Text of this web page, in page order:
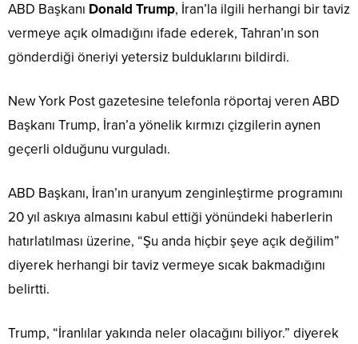
ABD Başkanı Donald Trump, İran’la ilgili herhangi bir taviz
vermeye açık olmadığını ifade ederek, Tahran’ın son
gönderdiği öneriyi yetersiz bulduklarını bildirdi.
New York Post gazetesine telefonla röportaj veren ABD
Başkanı Trump, İran’a yönelik kırmızı çizgilerin aynen
geçerli olduğunu vurguladı.
ABD Başkanı, İran’ın uranyum zenginleştirme programını
20 yıl askıya almasını kabul ettiği yönündeki haberlerin
hatırlatılması üzerine, “Şu anda hiçbir şeye açık değilim”
diyerek herhangi bir taviz vermeye sıcak bakmadığını
belirtti.
Trump, “İranlılar yakında neler olacağını biliyor.” diyerek